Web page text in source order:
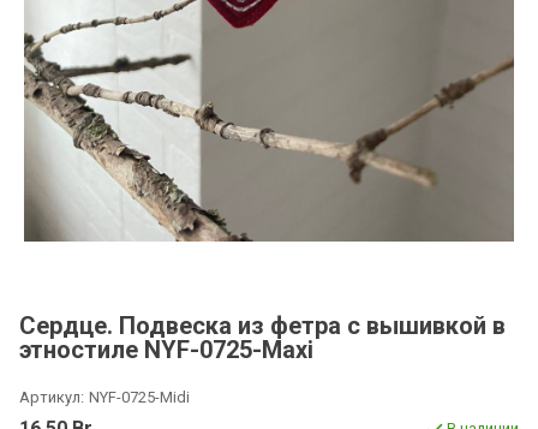
Сердце. Подвеска из фетра с вышивкой в
этностиле NYF-0725-Maxi
Артикул: NYF-0725-Midi